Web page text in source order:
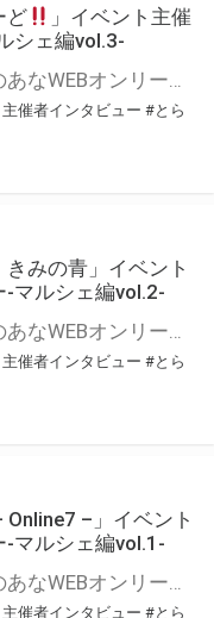
ど
」イベント主催
シェ編vol.3-
こんにちは、とらのあなWEBオンリー運営スタッフです。 新たにお届けする、イベント主催者インタビュー-マルシェ編-は、 とらのあなWEBオンリー「マルシェ」をご利用した主催様に 「マルシェ」を使って開催した感想や心がけをお聞きする企画です。 今回は、WEBオンリー初開催「つるみかるぱれーど
催者インタビュー #とら
きみの青」イベント
-マルシェ編vol.2-
こんにちは、とらのあなWEBオンリー運営スタッフです。 新たにお届けする、イベント主催者インタビュー-マルシェ編-は、 とらのあなWEBオンリー「マルシェ」をご利用の主催様に 「マルシェ」を使ってイベントを開催した感想や心がけをお聞きする企画です。 今回は、WEBオンリー初開催「駄菓子と唐揚げ、きみの青」より、 主催のぎこ六屋様にお話を伺いました。 協力：ぎこ六屋様／イベント公式Twitter（@krkgwks） とらのあなWEBオンリー「マルシェ」とは？ WEBオンリーでリアルタイムでコミュニケーションがとれるオンライン会場です。
催者インタビュー #とら
Online7 –」イベント
-マルシェ編vol.1-
こんにちは、とらのあなWEBオンリー運営スタッフです。 新たにお届けする、イベント主催者インタビュー-マルシェ編-は、 とらのあなWEBオンリー「マルシェ」をご利用した主催様に 「マルシェ」を使って開催した感想や心がけをお聞きする企画です。 今回は、WEBオンリー開催7回目迎えた「マレシルプラン – Online7 –」より、 主催の玉川うた様にお話を伺いました。 ▼マレシルプランのインタビュー前回記事 「イベント主催者インタビュー vol.6」はこちら 協力：玉川うた様（マレシルプラン実行委員会 代表）／イベント公式Twitter（@mallesil_plan） とらのあなWEBオンリー「マルシェ」とは？ WEBオンリーでリアルタイムでコミュニケーションがとれるオンライン会場です。
催者インタビュー #とら